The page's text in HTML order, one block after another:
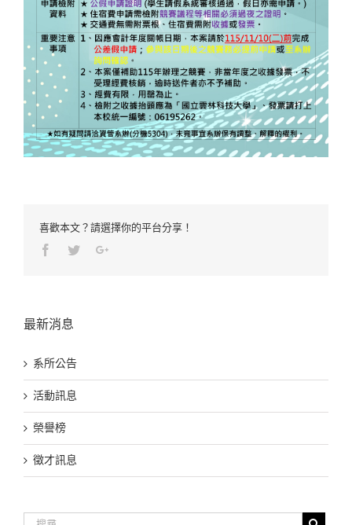
喜歡本文？請選擇你的平台分享！
Facebook
TwitterGoogle+
最新消息
系所公告
活動訊息
榮譽榜
徵才訊息